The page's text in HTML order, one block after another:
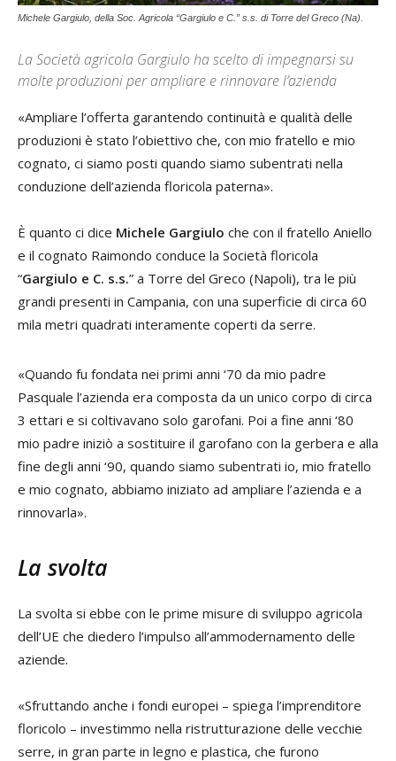
Michele Gargiulo, della Soc. Agricola “Gargiulo e C.” s.s. di Torre del Greco (Na).
La Società agricola Gargiulo ha scelto di impegnarsi su
molte produzioni per ampliare e rinnovare l’azienda
«Ampliare l’offerta garantendo continuità e qualità delle
produzioni è stato l’obiettivo che, con mio fratello e mio
cognato, ci siamo posti quando siamo subentrati nella
conduzione dell’azienda floricola paterna».
È quanto ci dice Michele Gargiulo che con il fratello Aniello
e il cognato Raimondo conduce la Società floricola
“Gargiulo e C. s.s.” a Torre del Greco (Napoli), tra le più
grandi presenti in Campania, con una superficie di circa 60
mila metri quadrati interamente coperti da serre.
«Quando fu fondata nei primi anni ‘70 da mio padre
Pasquale l’azienda era composta da un unico corpo di circa
3 ettari e si coltivavano solo garofani. Poi a fine anni ‘80
mio padre iniziò a sostituire il garofano con la gerbera e alla
fine degli anni ‘90, quando siamo subentrati io, mio fratello
e mio cognato, abbiamo iniziato ad ampliare l’azienda e a
rinnovarla».
La svolta
La svolta si ebbe con le prime misure di sviluppo agricola
dell’UE che diedero l’impulso all’ammodernamento delle
aziende.
«Sfruttando anche i fondi europei – spiega l’imprenditore
floricolo – investimmo nella ristrutturazione delle vecchie
serre, in gran parte in legno e plastica, che furono